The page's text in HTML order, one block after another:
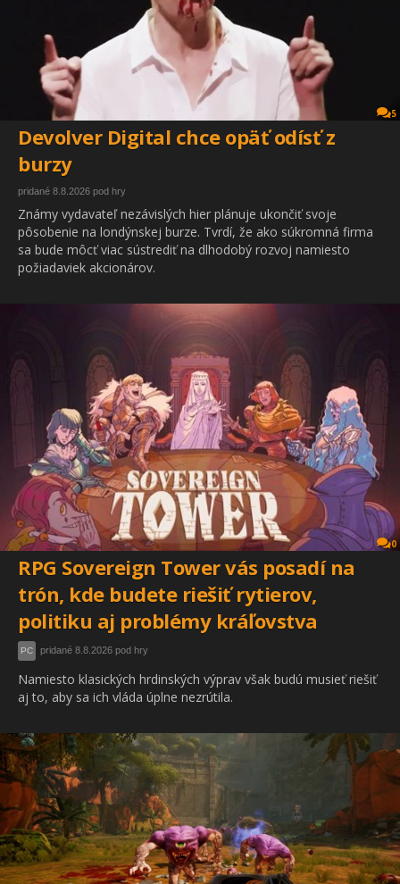
5
Devolver Digital chce opäť odísť z
burzy
pridané 8.8.2026 pod hry
Známy vydavateľ nezávislých hier plánuje ukončiť svoje
pôsobenie na londýnskej burze. Tvrdí, že ako súkromná firma
sa bude môcť viac sústrediť na dlhodobý rozvoj namiesto
požiadaviek akcionárov.
0
RPG Sovereign Tower vás posadí na
trón, kde budete riešiť rytierov,
politiku aj problémy kráľovstva
PC pridané 8.8.2026 pod hry
Namiesto klasických hrdinských výprav však budú musieť riešiť
aj to, aby sa ich vláda úplne nezrútila.